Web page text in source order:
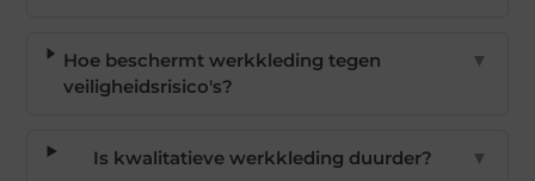
Hoe beschermt werkkleding tegen
veiligheidsrisico's?
▼
Is kwalitatieve werkkleding duurder? ▼